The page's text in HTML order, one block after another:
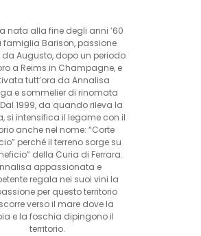
nata alla fine degli anni ’60
famiglia Barison, passione
Augusto, dopo un periodo
a Reims in Champagne, e
tutt’ora da Annalisa
e sommelier di rinomata
1999, da quando rileva la
si intensifica il legame con il
anche nel nome: “Corte
perché il terreno sorge su
della Curia di Ferrara.
appassionata e
regala nei suoi vini la
per questo territorio
verso il mare dove la
e la foschia dipingono il
territorio.